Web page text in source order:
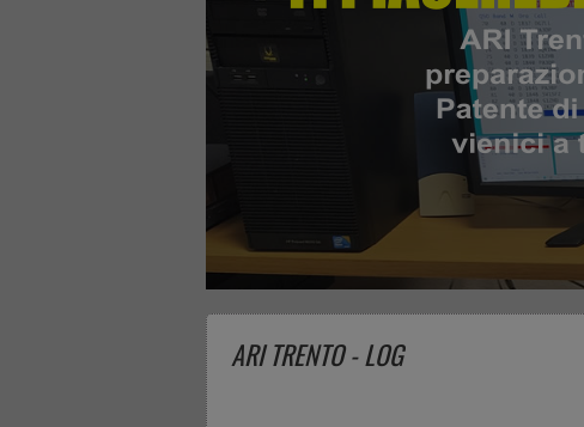
ARI TRENTO - LOG